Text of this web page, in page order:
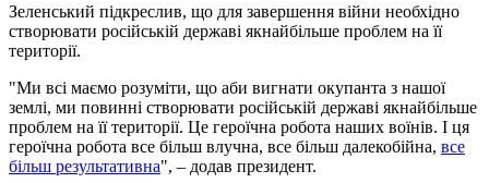
Зеленський підкреслив, що для завершення війни необхідно
створювати російській державі якнайбільше проблем на її
території.
"Ми всі маємо розуміти, що аби вигнати окупанта з нашої
землі, ми повинні створювати російській державі якнайбільше
проблем на її території. Це героїчна робота наших воїнів. І ця
героїчна робота все більш влучна, все більш далекобійна, все
більш результативна", – додав президент.